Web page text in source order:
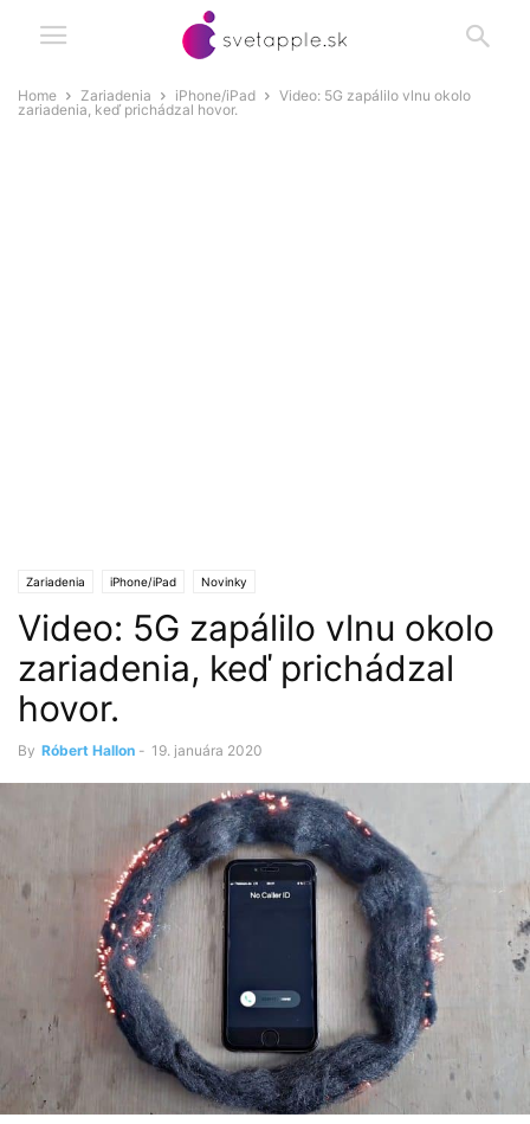
Home Zariadenia iPhone/iPad
Video: 5G zapálilo vlnu okolo
zariadenia, keď prichádzal hovor.
Zariadenia iPhone/iPad Novinky
Video: 5G zapálilo vlnu okolo
zariadenia, keď prichádzal
hovor.
By Róbert Hallon - 19. januára 2020